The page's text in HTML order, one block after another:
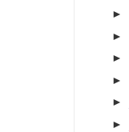
►
►
►
►
►
►